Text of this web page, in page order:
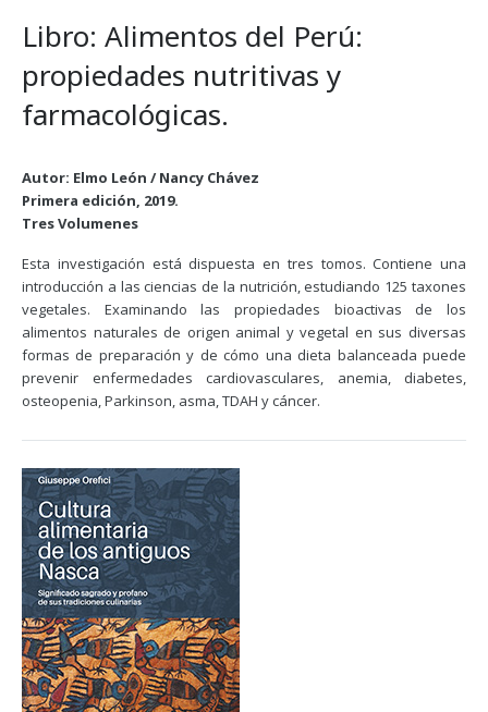
Libro: Alimentos del Perú:
propiedades nutritivas y
farmacológicas.
Autor: Elmo León / Nancy Chávez
Primera edición, 2019.
Tres Volumenes
Esta investigación está dispuesta en tres tomos. Contiene una
introducción a las ciencias de la nutrición, estudiando 125 taxones
vegetales. Examinando las propiedades bioactivas de los
alimentos naturales de origen animal y vegetal en sus diversas
formas de preparación y de cómo una dieta balanceada puede
prevenir enfermedades cardiovasculares, anemia, diabetes,
osteopenia, Parkinson, asma, TDAH y cáncer.